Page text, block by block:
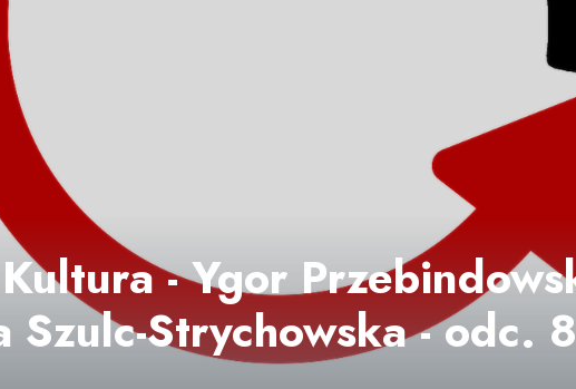
- Ygor
Szulc-Strychowska - odc. 8